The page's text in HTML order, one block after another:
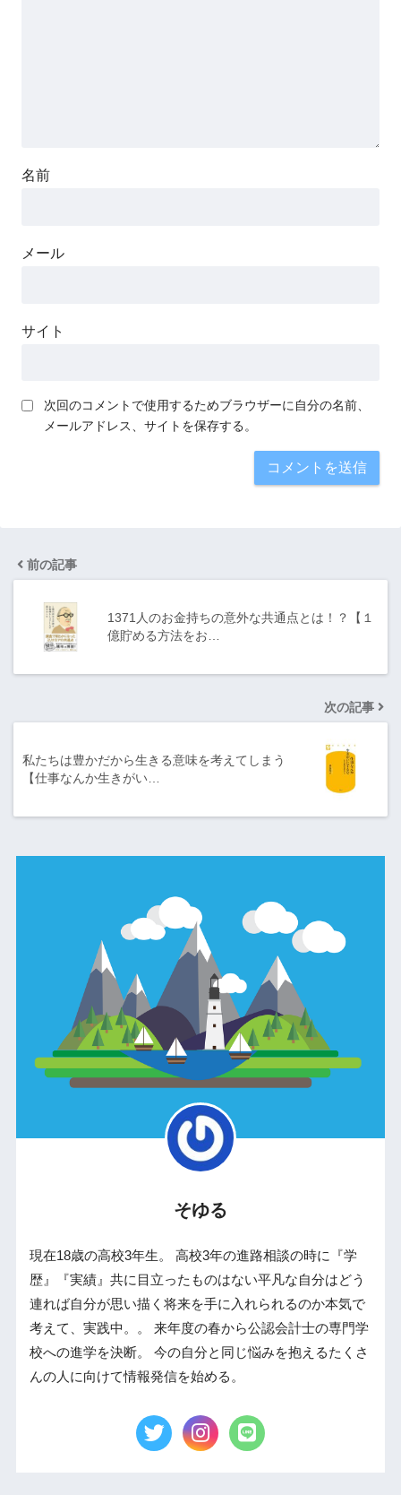
名前
メール
サイト
次回のコメントで使用するためブラウザーに自分の名前、
メールアドレス、サイトを保存する。
前の記事
1371人のお金持ちの意外な共通点とは！？【１
億貯める方法をお…
次の記事
私たちは豊かだから生きる意味を考えてしまう
【仕事なんか生きがい…
そゆる
現在18歳の高校3年生。 高校3年の進路相談の時に『学
歴』『実績』共に目立ったものはない平凡な自分はどう
連れば自分が思い描く将来を手に入れられるのか本気で
考えて、実践中。。 来年度の春から公認会計士の専門学
校への進学を決断。 今の自分と同じ悩みを抱えるたくさ
んの人に向けて情報発信を始める。